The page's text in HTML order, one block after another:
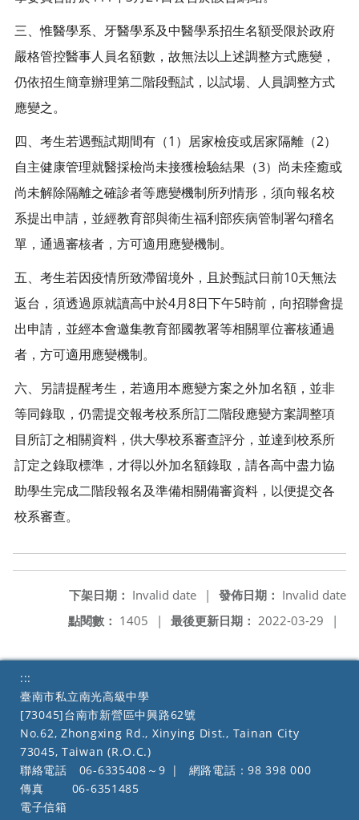
三、惟醫學系、牙醫學系及中醫學系招生名額受限於政府
嚴格管控醫事人員名額數，故無法以上述調整方式應變，
仍依招生簡章辦理第二階段甄試，以試場、人員調整方式
應變之。
四、考生若遇甄試期間有（1）居家檢疫或居家隔離（2）
自主健康管理就醫採檢尚未接獲檢驗結果（3）尚未痊癒或
尚未解除隔離之確診者等應變機制所列情形，須向報名校
系提出申請，並經教育部與衛生福利部疾病管制署勾稽名
單，通過審核者，方可適用應變機制。
五、考生若因疫情所致滯留境外，且於甄試日前10天無法
返台，須透過原就讀高中於4月8日下午5時前，向招聯會提
出申請，並經本會邀集教育部國教署等相關單位審核通過
者，方可適用應變機制。
六、另請提醒考生，若適用本應變方案之外加名額，並非
等同錄取，仍需提交報考校系所訂二階段應變方案調整項
目所訂之相關資料，供大學校系審查評分，並達到校系所
訂定之錄取標準，才得以外加名額錄取，請各高中盡力協
助學生完成二階段報名及準備相關備審資料，以便提交各
校系審查。
發佈日期： Invalid date
下架日期： Invalid date
|
最後更新日期： 2022-03-29 |
點閱數： 1405 |
:::
臺南市私立南光高級中學
[73045]台南市新營區中興路62號
No.62, Zhongxing Rd., Xinying Dist., Tainan City
73045, Taiwan (R.O.C.)
聯絡電話
06-6335408～9 |
網路電話：98 398 000
傳真
06-6351485
電子信箱